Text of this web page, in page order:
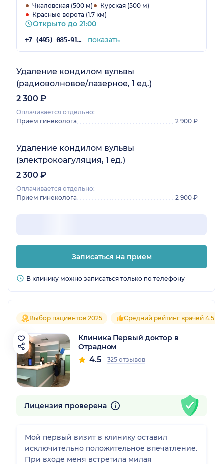
занимается именно тобой, понимаешь, за что
заплатил. Клинике тоже пять, она меня
полностью устроила.
Чкаловская (500 м)
Курская (500 м)
Красные ворота (1.7 км)
Открыто до 21:00
+7 (495) 085-91-29 показать
Удаление кондилом вульвы
(радиоволновое/лазерное, 1 ед.)
2 300 ₽
Оплачивается отдельно:
Прием гинеколога
2 900 ₽
Удаление кондилом вульвы
(электрокоагуляция, 1 ед.)
2 300 ₽
Оплачивается отдельно:
Прием гинеколога
2 900 ₽
Записаться на прием
В клинику можно записаться только по телефону
Выбор пациентов 2025 Средний рейтинг врачей 4.5
Клиника Первый доктор в
Отрадном
4.5 325 отзывов
Лицензия проверена
Мой первый визит в клинику оставил
исключительно положительное впечатление.
При входе меня встретила милая